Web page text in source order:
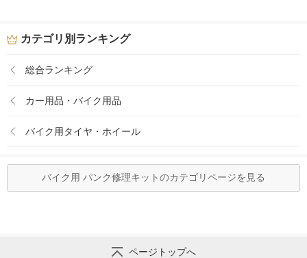
カテゴリ別ランキング
総合ランキング
カー用品・バイク用品
バイク用タイヤ・ホイール
バイク用 パンク修理キットのカテゴリページを見る
ページトップへ